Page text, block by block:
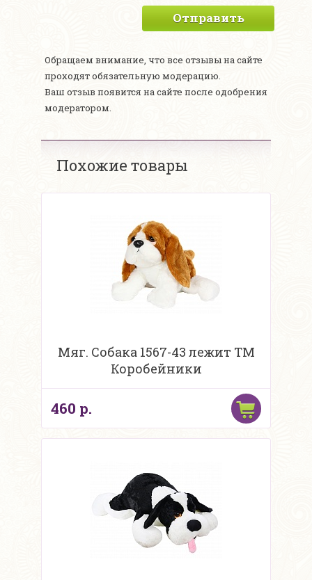
Отправить
Обращаем внимание, что все отзывы на сайте
проходят обязательную модерацию.
Ваш отзыв появится на сайте после одобрения
модератором.
Похожие товары
Мяг. Собака 1567-43 лежит ТМ
Коробейники
460 р.